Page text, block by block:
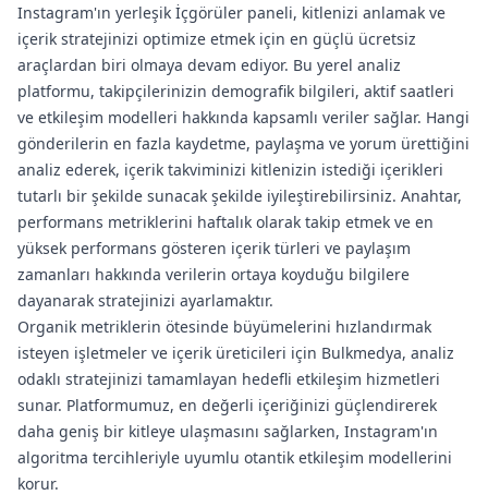
Instagram'ın yerleşik İçgörüler paneli, kitlenizi anlamak ve
içerik stratejinizi optimize etmek için en güçlü ücretsiz
araçlardan biri olmaya devam ediyor. Bu yerel analiz
platformu, takipçilerinizin demografik bilgileri, aktif saatleri
ve etkileşim modelleri hakkında kapsamlı veriler sağlar. Hangi
gönderilerin en fazla kaydetme, paylaşma ve yorum ürettiğini
analiz ederek, içerik takviminizi kitlenizin istediği içerikleri
tutarlı bir şekilde sunacak şekilde iyileştirebilirsiniz. Anahtar,
performans metriklerini haftalık olarak takip etmek ve en
yüksek performans gösteren içerik türleri ve paylaşım
zamanları hakkında verilerin ortaya koyduğu bilgilere
dayanarak stratejinizi ayarlamaktır.
Organik metriklerin ötesinde büyümelerini hızlandırmak
isteyen işletmeler ve içerik üreticileri için Bulkmedya, analiz
odaklı stratejinizi tamamlayan hedefli etkileşim hizmetleri
sunar. Platformumuz, en değerli içeriğinizi güçlendirerek
daha geniş bir kitleye ulaşmasını sağlarken, Instagram'ın
algoritma tercihleriyle uyumlu otantik etkileşim modellerini
korur.